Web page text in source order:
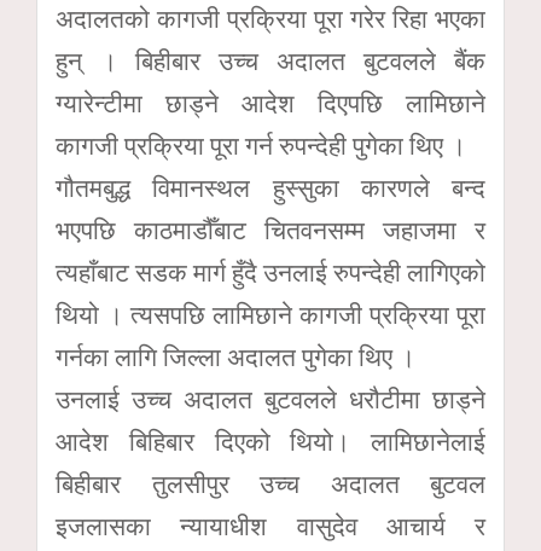
अदालतको कागजी प्रक्रिया पूरा गरेर रिहा भएका
हुन् । बिहीबार उच्च अदालत बुटवलले बैंक
ग्यारेन्टीमा छाड्ने आदेश दिएपछि लामिछाने
कागजी प्रक्रिया पूरा गर्न रुपन्देही पुगेका थिए ।
गौतमबुद्ध विमानस्थल हुस्सुका कारणले बन्द
भएपछि काठमाडौँबाट चितवनसम्म जहाजमा र
त्यहाँबाट सडक मार्ग हुँदै उनलाई रुपन्देही लागिएको
थियो । त्यसपछि लामिछाने कागजी प्रक्रिया पूरा
गर्नका लागि जिल्ला अदालत पुगेका थिए ।
उनलाई उच्च अदालत बुटवलले धरौटीमा छाड्ने
आदेश बिहिबार दिएको थियो। लामिछानेलाई
बिहीबार तुलसीपुर उच्च अदालत बुटवल
इजलासका न्यायाधीश वासुदेव आचार्य र